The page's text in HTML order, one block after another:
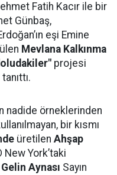
Fatih Kacır ile bir
Günbaş,
eşi Emine
Mevlana Kalkınma
projesi
nadide örneklerinden
bir kısmı
üretilen Ahşap
New York’taki
Aynası Sayın